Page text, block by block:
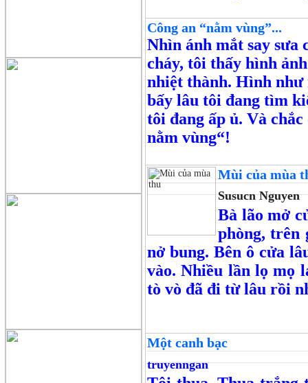
Công an “nằm vùng”...
Nhìn ánh mắt say sưa
cháy, tôi thấy hình
nhiệt thành. Hình như
bấy lâu tôi đang tìm
tôi đang ấp ủ. Và
nằm vùng“!
Mùi của mùa
Susucn Nguyen
Bà lão mở
phòng, trên
nở bung. Bên ô cửa
vào. Nhiều lần lọ mọ
tò vò đã đi từ lâu rồi
Một canh bạc
truyenngan